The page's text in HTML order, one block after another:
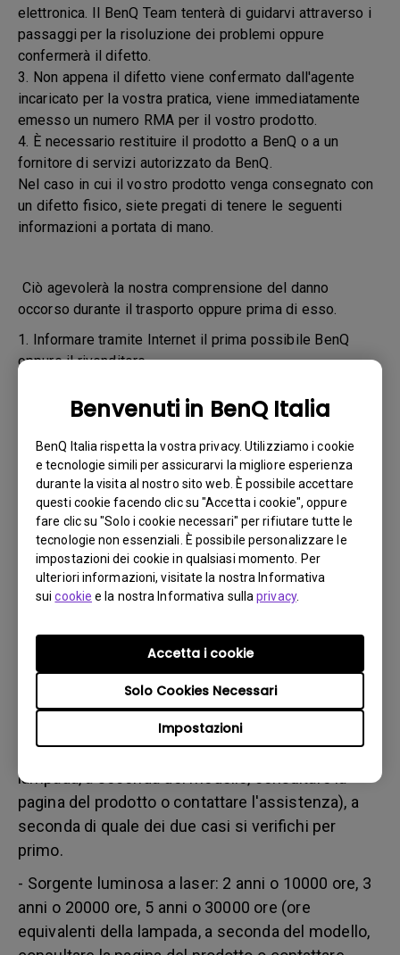
Benvenuti in BenQ Italia
BenQ Italia rispetta la vostra privacy. Utilizziamo i cookie
e tecnologie simili per assicurarvi la migliore esperienza
durante la visita al nostro sito web. È possibile accettare
questi cookie facendo clic su "Accetta i cookie", oppure
fare clic su "Solo i cookie necessari" per rifiutare tutte le
tecnologie non essenziali. È possibile personalizzare le
impostazioni dei cookie in qualsiasi momento. Per
ulteriori informazioni, visitate la nostra Informativa
suicookie e la nostra Informativa sullaprivacy.
Impostazioni
Solo Cookies Necessari
Accetta i cookie
elettronica. Il BenQ Team tenterà di guidarvi attraverso i
passaggi per la risoluzione dei problemi oppure
confermerà il difetto.
3. Non appena il difetto viene confermato dall'agente
incaricato per la vostra pratica, viene immediatamente
emesso un numero RMA per il vostro prodotto.
4. È necessario restituire il prodotto a BenQ o a un
fornitore di servizi autorizzato da BenQ.
Nel caso in cui il vostro prodotto venga consegnato con
un difetto fisico, siete pregati di tenere le seguenti
informazioni a portata di mano.
Ciò agevolerà la nostra comprensione del danno
occorso durante il trasporto oppure prima di esso.
1. Informare tramite Internet il prima possibile BenQ
oppure il rivenditore
a. del materiale di imballaggio (interno ed esterno)
b. del danno fisico
3. Tenere la fattura e la bolla di consegna a portata di
mano
4. Non utilizzare il prodotto, poiché potrebbero essere
valutate le ore di utilizzo.
La garanzia della lampada (qui indicata come
sorgente luminosa) si basa sul tipo di sorgente
luminosa ed è limitata a:
- Sorgente luminosa a lampada (UHP): 1 anno o
lampada, a seconda del modello, consultare la
pagina del prodotto o contattare l'assistenza), a
seconda di quale dei due casi si verifichi per
primo.
- Sorgente luminosa a laser: 2 anni o 10000 ore, 3
anni o 20000 ore, 5 anni o 30000 ore (ore
equivalenti della lampada, a seconda del modello,